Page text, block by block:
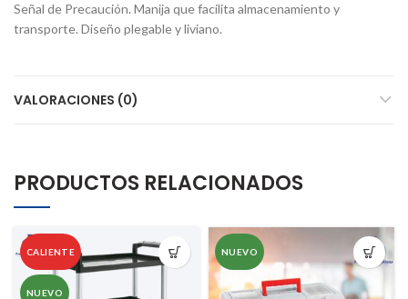
Señal de Precaución. Manija que facilita almacenamiento y
transporte. Diseño plegable y liviano.
VALORACIONES (0)
PRODUCTOS RELACIONADOS
CALIENTE
NUEVO
NUEVO